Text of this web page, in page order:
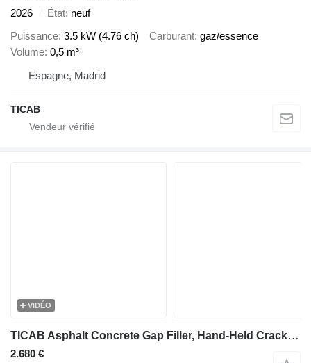
2026
État neuf
Puissance 3.5 kW (4.76 ch) Carburant gaz/essence
Volume 0,5 m³
Espagne, Madrid
TICAB
VIDÉO
TICAB Asphalt Concrete Gap Filler, Hand-Held Crack Sealer from Manufac
2.680 €